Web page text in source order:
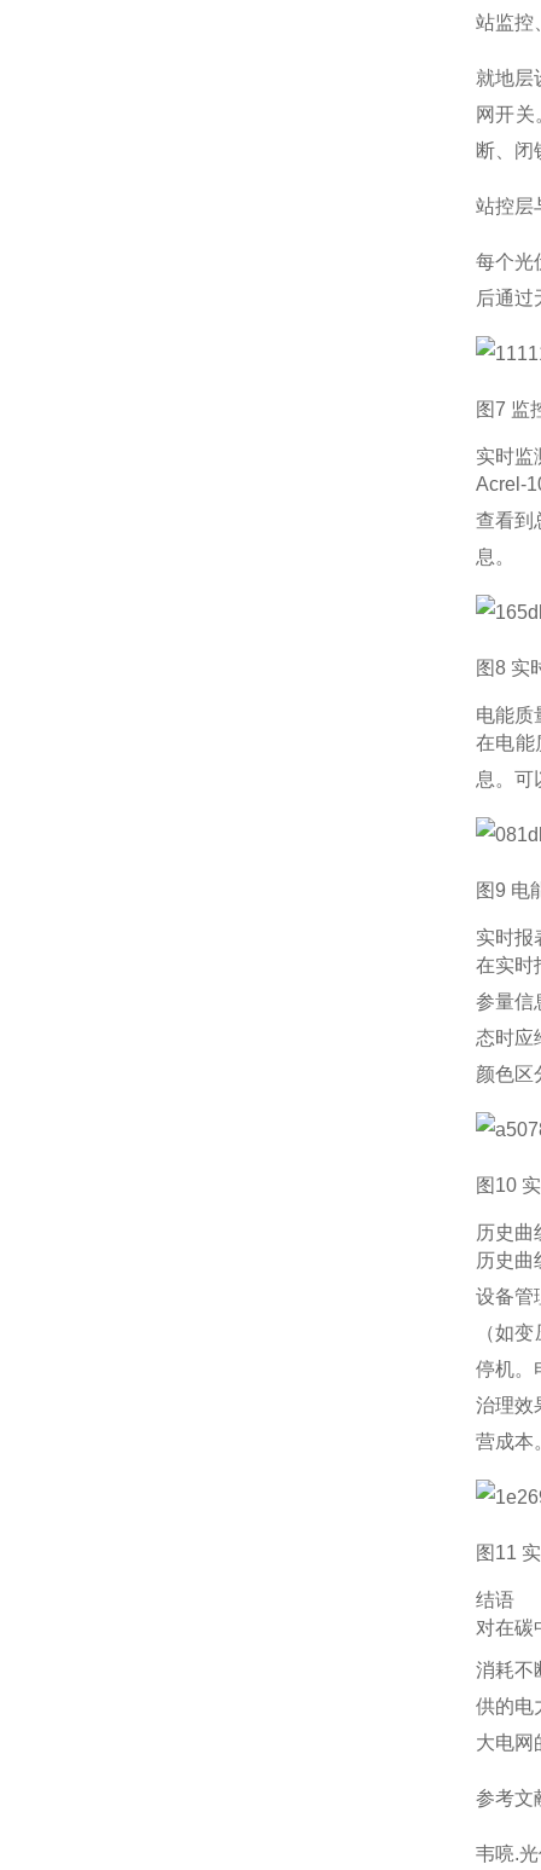
站监控
就地层
网开
断、闭
站控层
每个光
后通过
图7 监
实时监
Acrel-
查看到
息。
图8 实
电能质
在电能
息。可
图9 电
实时报
在实时
参量信
态时应
颜色区
图10
历史曲
历史曲
设备管
（如
停机。
治理效
营成本
图11
结语
对在碳
消耗不
供的电
大电网
参考文
韦喨.